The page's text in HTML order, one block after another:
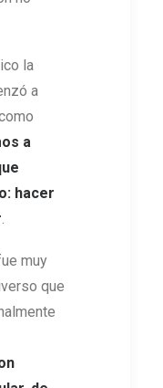
la
a
a
hacer
.
muy
que